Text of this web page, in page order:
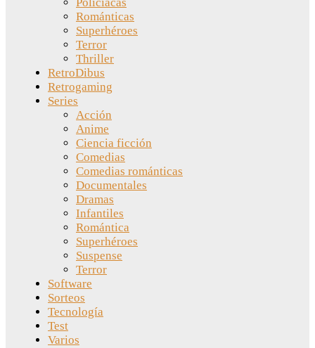
Románticas
Superhéroes
Terror
Thriller
RetroDibus
Retrogaming
Series
Acción
Anime
Ciencia ficción
Comedias
Comedias románticas
Documentales
Dramas
Infantiles
Romántica
Superhéroes
Suspense
Terror
Software
Sorteos
Tecnología
Test
Varios